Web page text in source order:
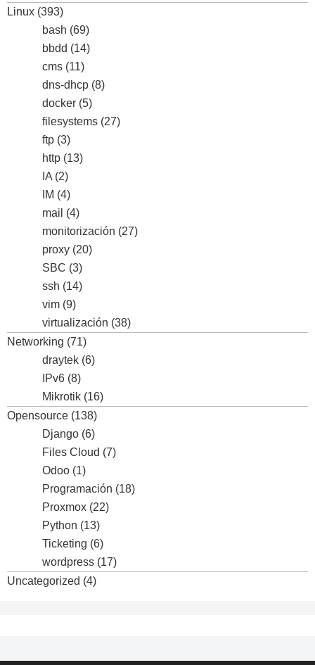
Linux (393)
bash (69)
bbdd (14)
cms (11)
dns-dhcp (8)
docker (5)
filesystems (27)
ftp (3)
http (13)
IA (2)
IM (4)
mail (4)
monitorización (27)
proxy (20)
SBC (3)
ssh (14)
vim (9)
virtualización (38)
Networking (71)
draytek (6)
IPv6 (8)
Mikrotik (16)
Opensource (138)
Django (6)
Files Cloud (7)
Odoo (1)
Programación (18)
Proxmox (22)
Python (13)
Ticketing (6)
wordpress (17)
Uncategorized (4)